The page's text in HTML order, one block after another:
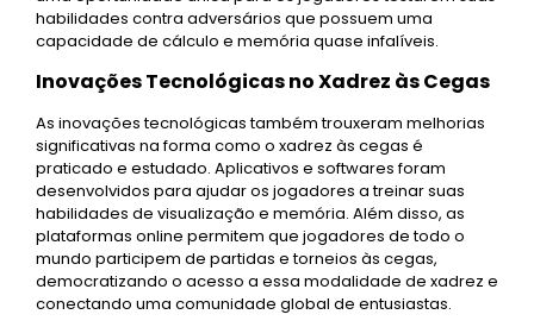
habilidades contra adversários que possuem uma
capacidade de cálculo e memória quase infalíveis.
Inovações Tecnológicas no Xadrez às Cegas
As inovações tecnológicas também trouxeram melhorias
significativas na forma como o xadrez às cegas é
praticado e estudado. Aplicativos e softwares foram
desenvolvidos para ajudar os jogadores a treinar suas
habilidades de visualização e memória. Além disso, as
plataformas online permitem que jogadores de todo o
mundo participem de partidas e torneios às cegas,
democratizando o acesso a essa modalidade de xadrez e
conectando uma comunidade global de entusiastas.